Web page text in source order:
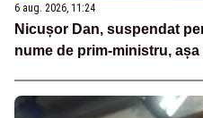
6 aug. 2026, 11:24
Nicușor Dan, suspendat
nume de prim-ministru,